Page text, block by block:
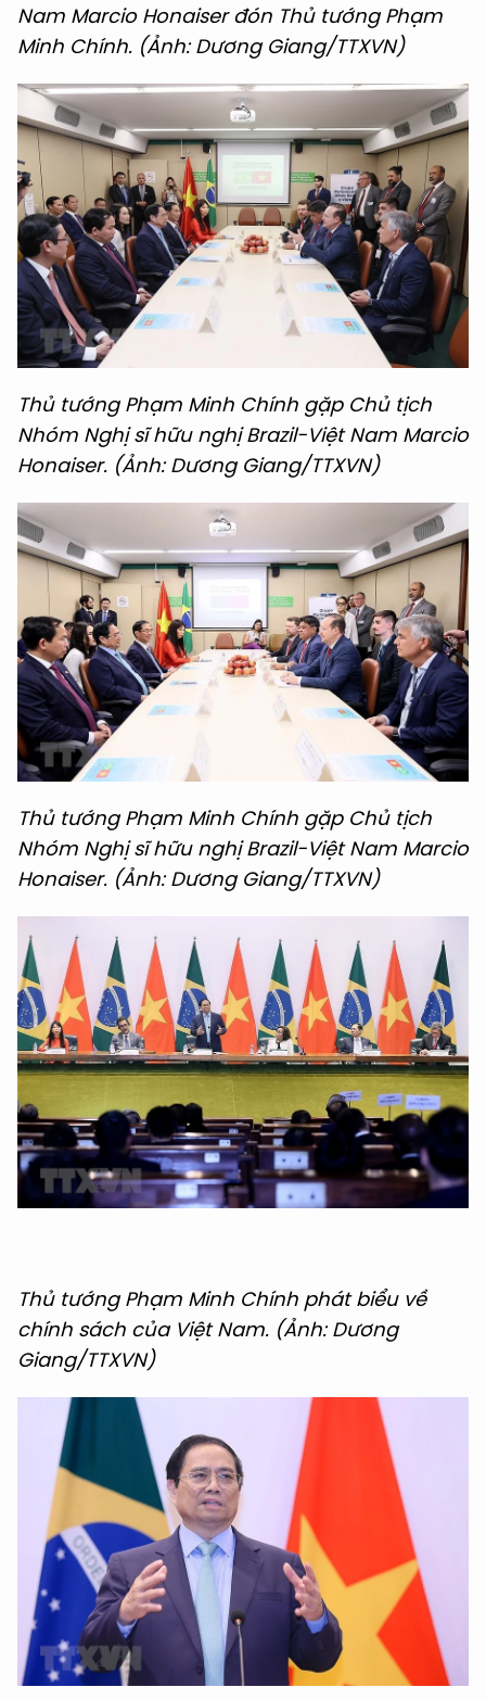
Nam Marcio Honaiser đón Thủ tướng Phạm
Minh Chính. (Ảnh: Dương Giang/TTXVN)
Thủ tướng Phạm Minh Chính gặp Chủ tịch
Nhóm Nghị sĩ hữu nghị Brazil-Việt Nam Marcio
Honaiser. (Ảnh: Dương Giang/TTXVN)
Thủ tướng Phạm Minh Chính gặp Chủ tịch
Nhóm Nghị sĩ hữu nghị Brazil-Việt Nam Marcio
Honaiser. (Ảnh: Dương Giang/TTXVN)
Thủ tướng Phạm Minh Chính phát biểu về
chính sách của Việt Nam. (Ảnh: Dương
Giang/TTXVN)